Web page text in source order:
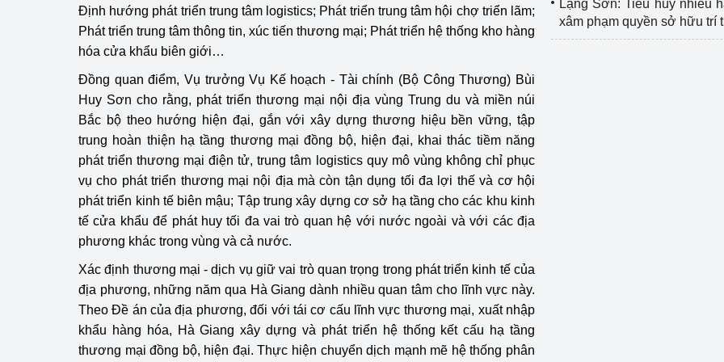
Định hướng phát triển trung tâm logistics; Phát triển trung tâm hội chợ triển lãm;
Phát triển trung tâm thông tin, xúc tiến thương mại; Phát triển hệ thống kho hàng
hóa cửa khẩu biên giới…
Đồng quan điểm, Vụ trưởng Vụ Kế hoạch - Tài chính (Bộ Công Thương) Bùi
Huy Sơn cho rằng, phát triển thương mại nội địa vùng Trung du và miền núi
Bắc bộ theo hướng hiện đại, gắn với xây dựng thương hiệu bền vững, tập
trung hoàn thiện hạ tầng thương mại đồng bộ, hiện đại, khai thác tiềm năng
phát triển thương mại điện tử, trung tâm logistics quy mô vùng không chỉ phục
vụ cho phát triển thương mại nội địa mà còn tận dụng tối đa lợi thế và cơ hội
phát triển kinh tế biên mậu; Tập trung xây dựng cơ sở hạ tầng cho các khu kinh
tế cửa khẩu để phát huy tối đa vai trò quan hệ với nước ngoài và với các địa
phương khác trong vùng và cả nước.
Xác định thương mại - dịch vụ giữ vai trò quan trọng trong phát triển kinh tế của
địa phương, những năm qua Hà Giang dành nhiều quan tâm cho lĩnh vực này.
Theo Đề án của địa phương, đối với tái cơ cấu lĩnh vực thương mại, xuất nhập
khẩu hàng hóa, Hà Giang xây dựng và phát triển hệ thống kết cấu hạ tầng
thương mại đồng bộ, hiện đại. Thực hiện chuyển dịch mạnh mẽ hệ thống phân
Lạng Sơn: Tiêu hủy nhiều
xâm phạm quyền sở hữu trí